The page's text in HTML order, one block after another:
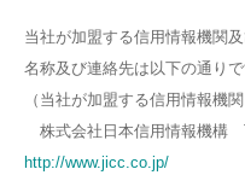
当社が加盟する信用情報機関
名称及び連絡先は以下の通りで
（当社が加盟する信用情報機関
株式会社日本信用情報機構
http://www.jicc.co.jp/